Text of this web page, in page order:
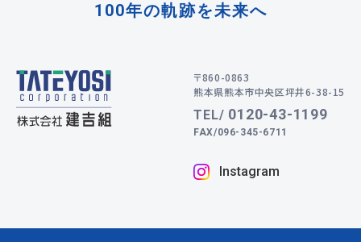
100年の軌跡を未来へ
〒860-0863
熊本県熊本市中央区坪井6-38-15
TEL/ 0120-43-1199
FAX/096-345-6711
Instagram